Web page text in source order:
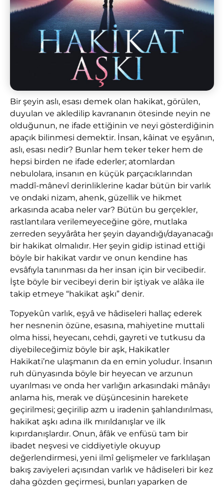
Bir şeyin aslı, esası demek olan hakikat, görülen,
duyulan ve akledilip kavrananın ötesinde neyin ne
olduğunun, ne ifade ettiğinin ve neyi gösterdiğinin
apaçık bilinmesi demektir. İnsan, kâinat ve eşyânın,
aslı, esası nedir? Bunlar hem teker teker hem de
hepsi birden ne ifade ederler; atomlardan
nebulolara, insanın en küçük parçacıklarından
maddî-mânevî derinliklerine kadar bütün bir varlık
ve ondaki nizam, ahenk, güzellik ve hikmet
arkasında acaba neler var? Bütün bu gerçekler,
rastlantılara verilemeyeceğine göre, mutlaka
zerreden seyyârâta her şeyin dayandığı/dayanacağı
bir hakikat olmalıdır. Her şeyin gidip istinad ettiği
böyle bir hakikat vardır ve onun kendine has
evsâfıyla tanınması da her insan için bir vecibedir.
İşte böyle bir vecibeyi derin bir iştiyak ve alâka ile
takip etmeye “hakikat aşkı” denir.
Topyekûn varlık, eşyâ ve hâdiseleri hallaç ederek
her nesnenin özüne, esasına, mahiyetine muttali
olma hissi, heyecanı, cehdi, gayreti ve tutkusu da
diyebileceğimiz böyle bir aşk, Hakikatler
Hakikati’ne ulaşmanın da en emin yoludur. İnsanın
ruh dünyasında böyle bir heyecan ve arzunun
uyarılması ve onda her varlığın arkasındaki mânâyı
anlama his, merak ve düşüncesinin harekete
geçirilmesi; geçirilip azm u iradenin şahlandırılması,
hakikat aşkı adına ilk mırıldanışlar ve ilk
kıpırdanışlardır. Onun, âfâk ve enfüsü tam bir
ibadet neşvesi ve ciddiyetiyle okuyup
değerlendirmesi, yeni ilmî gelişmeler ve farklılaşan
bakış zaviyeleri açısından varlık ve hâdiseleri bir kez
daha gözden geçirmesi, bunları yaparken de